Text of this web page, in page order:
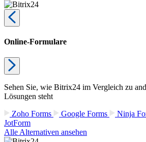
Online-Formulare
Sehen Sie, wie Bitrix24 im Vergleich zu
Lösungen steht
Zoho Forms
Google Forms Ninja
JotForm
Alle Alternativen ansehen